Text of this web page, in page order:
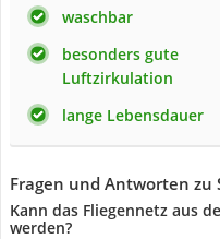
waschbar
besonders gute
Luftzirkulation
lange Lebensdauer
Fragen und Antworten zu
Kann das Fliegennetz aus
werden?